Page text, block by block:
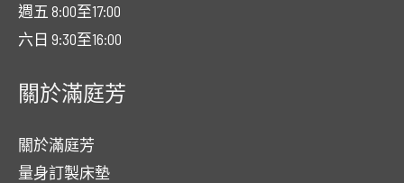
週五 8:00至17:00
六日 9:30至16:00
關於滿庭芳
關於滿庭芳
量身訂製床墊